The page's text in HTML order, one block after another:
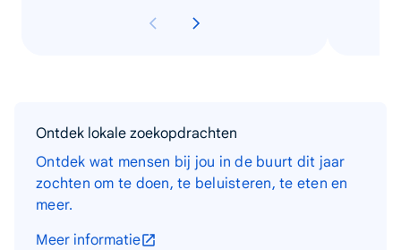
Ontdek lokale zoekopdrachten
Ontdek wat mensen bij jou in de buurt dit jaar
zochten om te doen, te beluisteren, te eten en
meer.
Meer informatie